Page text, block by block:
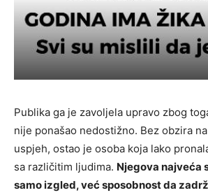
Publika ga je zavoljela upravo zbog
nije ponašao nedostižno. Bez obzira
uspjeh, ostao je osoba koja lako
sa različitim ljudima. Njegova najveća
samo izgled, već sposobnost da